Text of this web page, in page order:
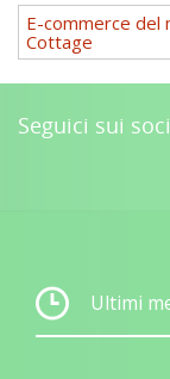
E-commerce del
Cottage
Seguici sui
Ultimi